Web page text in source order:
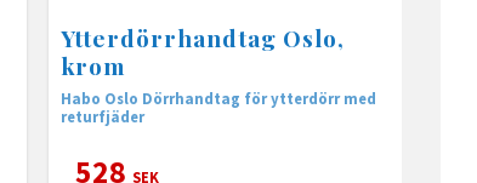
Ytterdörrhandtag Oslo,
krom
Habo Oslo Dörrhandtag för ytterdörr med
returfjäder
528 SEK